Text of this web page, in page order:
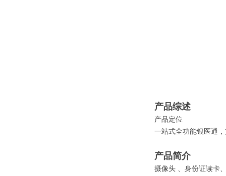
产品综述
产品定位
一站式全功能银医通
产品简介
摄像头 、身份证读卡